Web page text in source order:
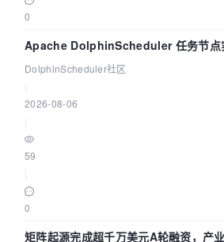
0
Apache DolphinScheduler 任务节点
DataX 到 Spark、Flink 一次配置全打通
DolphinScheduler社区
2026-08-06
59
0
矩阵起源完成超千万美元A轮融资，产